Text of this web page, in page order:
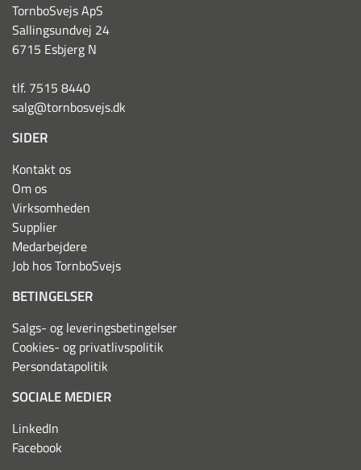
TornboSvejs ApS
Sallingsundvej 24
6715 Esbjerg N
tlf. 7515 8440
salg@tornbosvejs.dk
SIDER
Kontakt os
Om os
Virksomheden
Supplier
Medarbejdere
Job hos TornboSvejs
BETINGELSER
Salgs- og leveringsbetingelser
Cookies- og privatlivspolitik
Persondatapolitik
SOCIALE MEDIER
LinkedIn
Facebook